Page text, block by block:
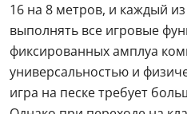
16 на 8 метров, и каждый
выполнять все игровые
фиксированных амплуа
универсальностью и
игра на песке требует